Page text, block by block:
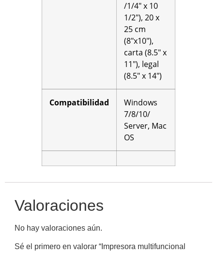
/1/4″ x 10
1/2″), 20 x
25 cm
(8″x10″),
carta (8.5″ x
11″), legal
(8.5″ x 14″)
Compatibilidad
Windows
7/8/10/
Server, Mac
OS
Valoraciones
No hay valoraciones aún.
Sé el primero en valorar “Impresora multifuncional